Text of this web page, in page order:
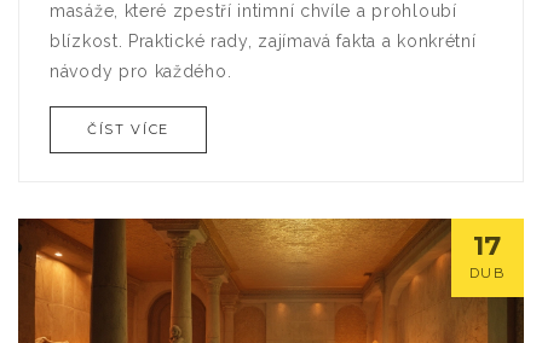
masáže, které zpestří intimní chvíle a prohloubí
blízkost. Praktické rady, zajímavá fakta a konkrétní
návody pro každého.
ČÍST VÍCE
17
DUB